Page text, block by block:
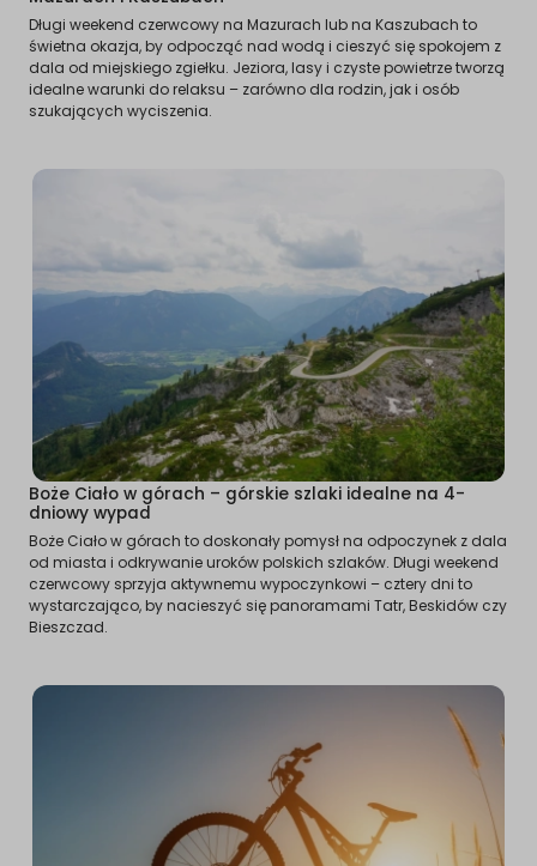
Długi weekend czerwcowy na Mazurach lub na Kaszubach to
świetna okazja, by odpocząć nad wodą i cieszyć się spokojem z
dala od miejskiego zgiełku. Jeziora, lasy i czyste powietrze tworzą
idealne warunki do relaksu – zarówno dla rodzin, jak i osób
szukających wyciszenia.
Boże Ciało w górach – górskie szlaki idealne na 4-
dniowy wypad
Boże Ciało w górach to doskonały pomysł na odpoczynek z dala
od miasta i odkrywanie uroków polskich szlaków. Długi weekend
czerwcowy sprzyja aktywnemu wypoczynkowi – cztery dni to
wystarczająco, by nacieszyć się panoramami Tatr, Beskidów czy
Bieszczad.